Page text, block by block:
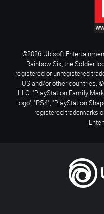
©2026 Ubisoft
Rainbow Six, the Soldier
registered or unregistered
US and/or other countries.
LLC. "PlayStation Family
logo", "PS4", "PlayStation
registered trademarks